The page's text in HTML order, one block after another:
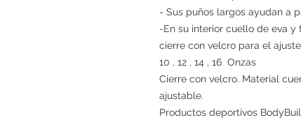
- Sus puños largos ayudan a
-En su interior cuello de eva
cierre con velcro para el
10 , 12 , 14 , 16 Onzas
Cierre con velcro. Material
ajustable.
Productos deportivos